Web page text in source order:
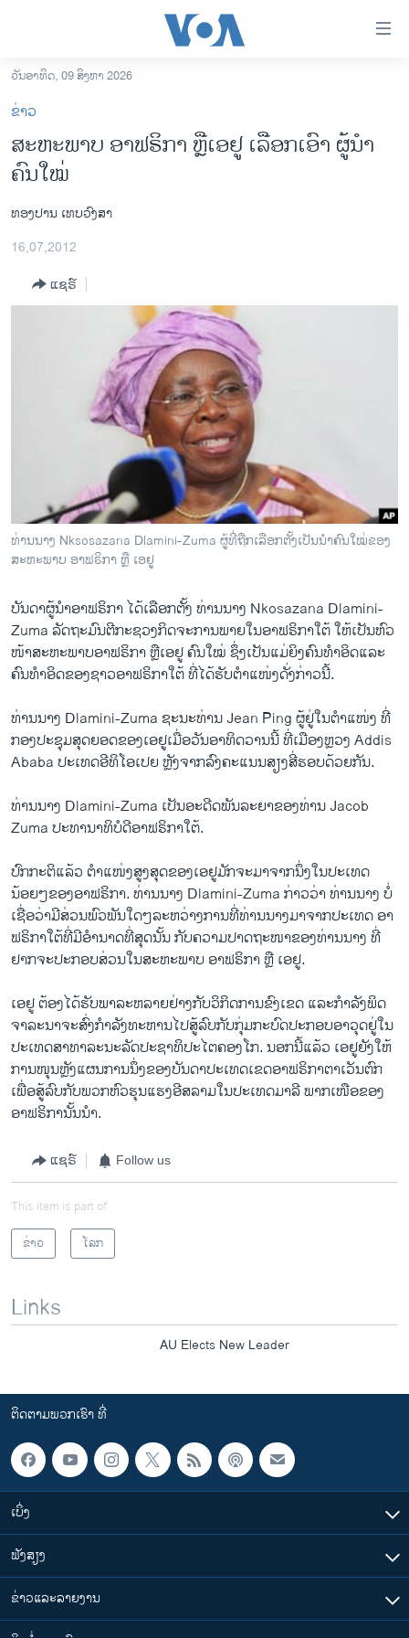
ເຂົ້າ
ຫາ
ຂ້າມ
ຂ້າມ
ຫາ
ຊອກ
ຄົ້ນ
ອາເມຣິກາ
ຂ່າວ​ຈີນ
ໂລກ
ເອເຊຍ
ອິດສະຫຼະພາບດ້ານການຂ່າວ
ຊຸມຊົນຊາວລາວ
ວິທະຍາສາດ-ເທັກໂນໂລຈີ
ພາສາອັງກິດ
ວີດີໂອ
ສຽງ
ລາຍງານ
ຕິດຕາມພວກເຮົາ ທີ່
ວັນອາທິດ, 09 ສິງຫາ 2026
ຂ່າວ
ສະຫະພາບ ອາຟຣິກາ ຫຼືເອຢູ ເລືອກເອົາ ຜູ້ນໍາ
ຄົນໃໝ່
ທອງປານ ເທບວົງສາ
16,07,2012
ແຊຣ໌
ທ່ານນາງ Nksosazana Dlamini-Zuma ຜູ້ທີ່ຖືກເລືອກຕັ້ງເປັນນໍາຄົນໃໝ່ຂອງ
ສະຫະພາບ ອາຟຣິກາ ຫຼື ເອຢູ
ບັນດາ​ຜູ້​ນໍາ​ອາ​ຟຣິກາ ​ໄດ້​ເລືອກ​ຕັ້ງ ທ່ານນາງ Nkosazana Dlamini-
Zuma ​ລັດຖະມົນຕີ​ກະຊວງ​ກິດຈະການ​ພາຍ​ໃນອາ​ຟຣິກາ​ໃຕ້ ​ໃຫ້​ເປັນຫົວ
ໜ້າ​ສະຫະພາບ​ອາ​ຟຣິກາ​ ຫຼື​ເອຢູ ຄົນ​ໃໝ່ ຊຶ່ງ​ເປັນແມ່ຍິງ​ຄົນ​ທໍາ​ອິດ​ແລະ
ຄົນ​ທໍາ​ອິດ​ຂອງ​ຊາວອາ​ຟຣິກາ​ໃຕ້ ທີ່​ໄດ້​ຮັບ​ຕໍາ​ແໜ່​ງດັ່ງກ່າວ​ນີ້.
ທ່ານ​ນາງ Dlamini-Zuma ຊະນະ​ທ່ານ Jean Ping ຜູ້​ຢູ່​ໃນ​ຕໍາ​ແໜ່​ງ ທີ່​
ກອງ​ປະຊຸມ​ສຸດ​ຍອດ​ຂອງ​ເອຢູ​ເມື່ອ​ວັນ​ອາທິດ​ວານ​ນີ້ ທີ່​ເມືອງຫຼວງ Addis
Ababa ປະ​ເທດ​ອີ​ທິ​ໂອ​ເປຍ ຫຼັງຈາກ​ລົງ​ຄະ​ແນນ​ສຽງ​ສີ່​ຮອບດ້ວຍ​ກັນ​.
ທ່ານ​ນາງ Dlamini-Zuma ​ເປັນ​ອະດີດ​ພັນ​ລະ​ຍາ​ຂອງ​ທ່ານ Jacob
Zuma ປະທານາທິບໍດີ​ອາ​ຟຣິກາ​ໃຕ້.
ປົກກະຕິ​ແລ້ວ ຕໍາ​ແໜ່​ງສູງ​ສຸດ​ຂອງ​ເອຢູມັກຈະ​ມາ​ຈາກ​ນຶ່ງ​ໃນ​ປະ​ເທດ
ນ້ອຍໆ​ຂອງ​ອາ​ຟຣິກາ. ທ່ານ​ນາງ Dlamini-Zuma ກ່າວ​ວ່າ ທ່ານ​ນາງ ບໍ່​
ເຊື່ອ​ວ່າ​ມີສ່ວນ​ພົວພັນ​ໃດໆ​ລະຫວ່າງ​ການ​ທີ່​ທ່ານ​ນາງ​ມາ​ຈາກ​ປ​ະ​ເທດ​ ອາ​
ຟຣິກາ​ໃຕ້​ທີ່​ມີ​ອໍານາດ​ທີ່​ສຸດ​ນັ້ນ ​ກັບ​ຄວາມ​ປາດ​ຖະໜາ​ຂອງ​ທ່ານ​ນາງ ທີ່​
ຢາກຈະປະກອບ​ສ່ວນ​ໃນ​ສະຫະພາບ ອາຟຣິກາ ຫຼື ​ເອຢູ.
​ເອຢູ ຕ້ອງໄດ້ຮັບ​ພາລະຫລາຍ​ຢ່າງກັບວິ​ກິດ​ການຂົງ​ເຂດ ​ແລະກໍາລັງ​ພິດ​
ຈາລະ​ນາ​ຈະ​ສົ່ງ​ກໍາລັງ​ທະ​ຫານ​ໄປ​ສູ້​ລົບ​ກັບ​ກຸ່ມ​ກະບົດ​ປະ​ກອບ​ອາວຸດ​ຢູ່​ໃນ​
ປະ​ເທດ​ສາທາລະນະ​ລັດ​ປະຊາທິປະ​ໄຕ​ຄອງ​ໂກ. ນອກ​ນີ້​ແລ້ວ ​ເອຢູຍັງ​ໃຫ້
ການ​ໜຸນຫຼັງ​ແຜນການ​ນຶ່ງ​ຂອງ​ບັນດາ​ປະ​ເທດ​ເຂດ​ອາ​ຟຣິກາ​ຕາ​ເວັນ​ຕົກ ​
ເພື່ອ​ສູ້​ລົບ​ກັບ​ພວກ​ຫົວ​ຮຸນ​ແຮງ​ອີສລາມ​ໃນ​ປະ​ເທດ​ມາລີ ພາກ​ເໜືອ​ຂອງ​
ອາ​ຟຣິກາ​ນັ້ນ​ນໍາ.
ແຊຣ໌ Follow us
This item is part of
ຂ່າວ
ໂລກ
Links
AU Elects New Leader
ຕິດຕາມພວກເຮົາ ທີ່
ເບິ່ງ
ຟັງສຽງ
ຂ່າວແລະລາຍງານ